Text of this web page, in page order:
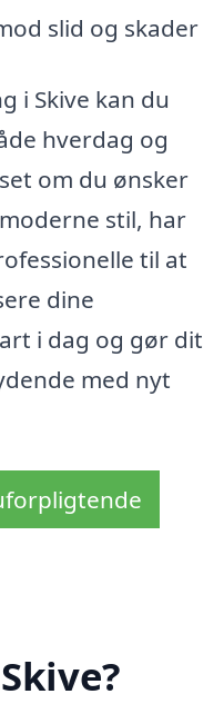
slid og skader
i Skive kan du
hverdag og
om du ønsker
stil, har
til at
dine
i dag og gør dit
med nyt